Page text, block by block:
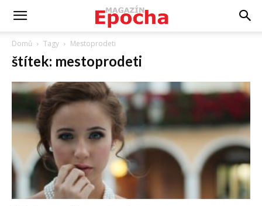
Domů Tagy Mestoprodeti
štítek: mestoprodeti